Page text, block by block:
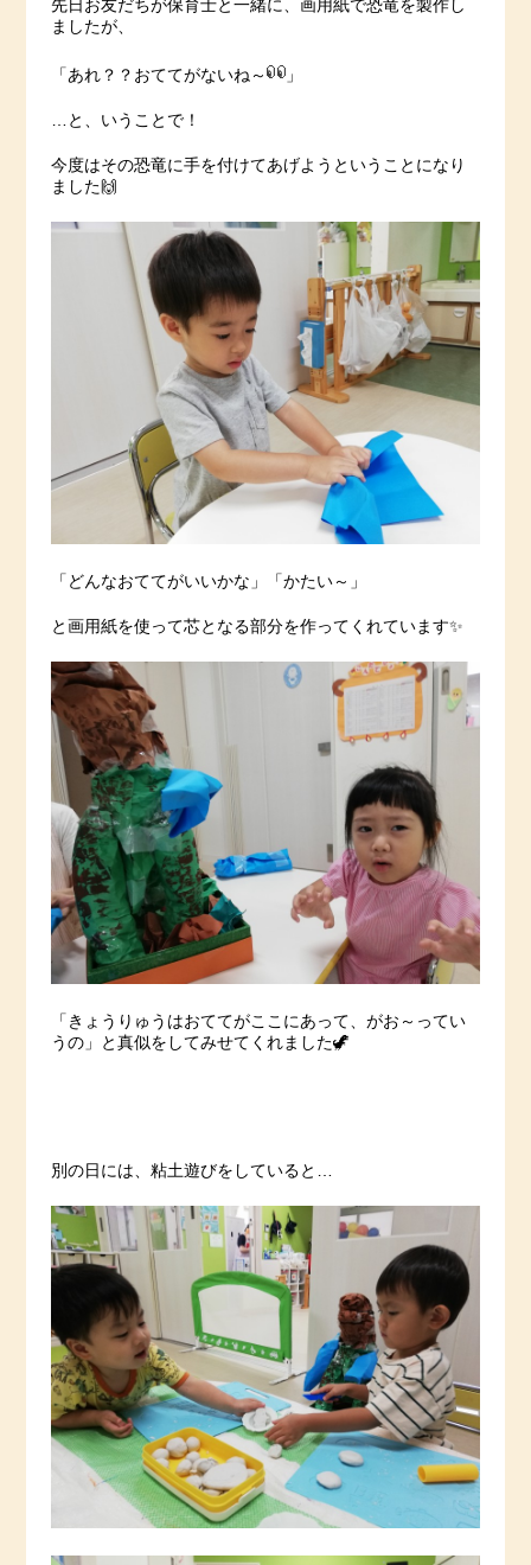
先日お友だちが保育士と一緒に、画用紙で恐竜を製作し
ましたが、
「あれ？？おててがないね～ 」
…と、いうことで！
今度はその恐竜に手を付けてあげようということになり
ました🙌
「どんなおててがいいかな」「かたい～」
と画用紙を使って芯となる部分を作ってくれています✨
「きょうりゅうはおててがここにあって、がお～ってい
うの」と真似をしてみせてくれました🦖
別の日には、粘土遊びをしていると…